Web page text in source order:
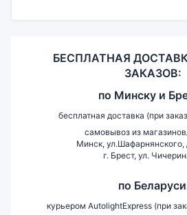
БЕСПЛАТНАЯ
ЗАКАЗОВ:
по Минску и
бесплатная доставка (при
самовывоз из
Минск, ул.Шафарнянского,
г. Брест, ул.
по
курьером AutolightExpress (при